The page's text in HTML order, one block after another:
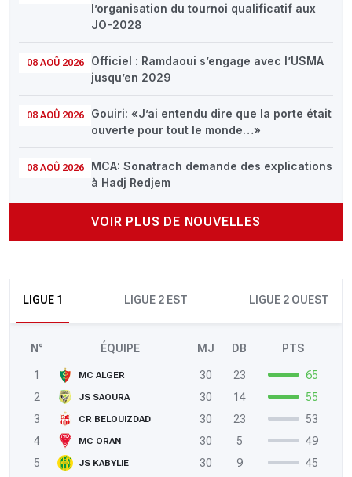
l’organisation du tournoi qualificatif aux
JO-2028
08 AOÛ 2026
Officiel : Ramdaoui s’engage avec l’USMA
jusqu’en 2029
08 AOÛ 2026
Gouiri: «J’ai entendu dire que la porte était
ouverte pour tout le monde…»
08 AOÛ 2026
MCA: Sonatrach demande des explications
à Hadj Redjem
VOIR PLUS DE NOUVELLES
LIGUE 1 LIGUE 2 EST LIGUE 2 OUEST
N° ÉQUIPE MJ DB PTS
1 MC ALGER 30 23
65
2
JS SAOURA 30 14
55
3
CR BELOUIZDAD 30 23
53
4
MC ORAN 30 5
49
5
JS KABYLIE 30 9
45